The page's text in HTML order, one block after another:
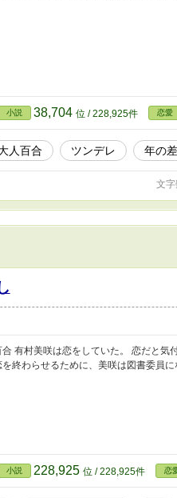
小説 38,704 位 / 228,925件 恋愛
人百合 ツンデレ 年の差
文
有村美咲は恋をしていた。 恋だと気
終わらせるために、美咲は図書委員に
小説 228,925 位 / 228,925件 恋